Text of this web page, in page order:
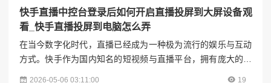
快手直播中控台登录后如何开启直播投屏到大屏设备观
看_快手直播投屏到电脑怎么弄
在当今数字化时代，直播已经成为一种极为流行的娱乐与互动
方式。快手作为国内知名的短视频与直播平台，拥有庞大的用
户群体。对于主播和观众而言，将快手直播投屏到大屏设备上
2026-05-06 03:11:00 19